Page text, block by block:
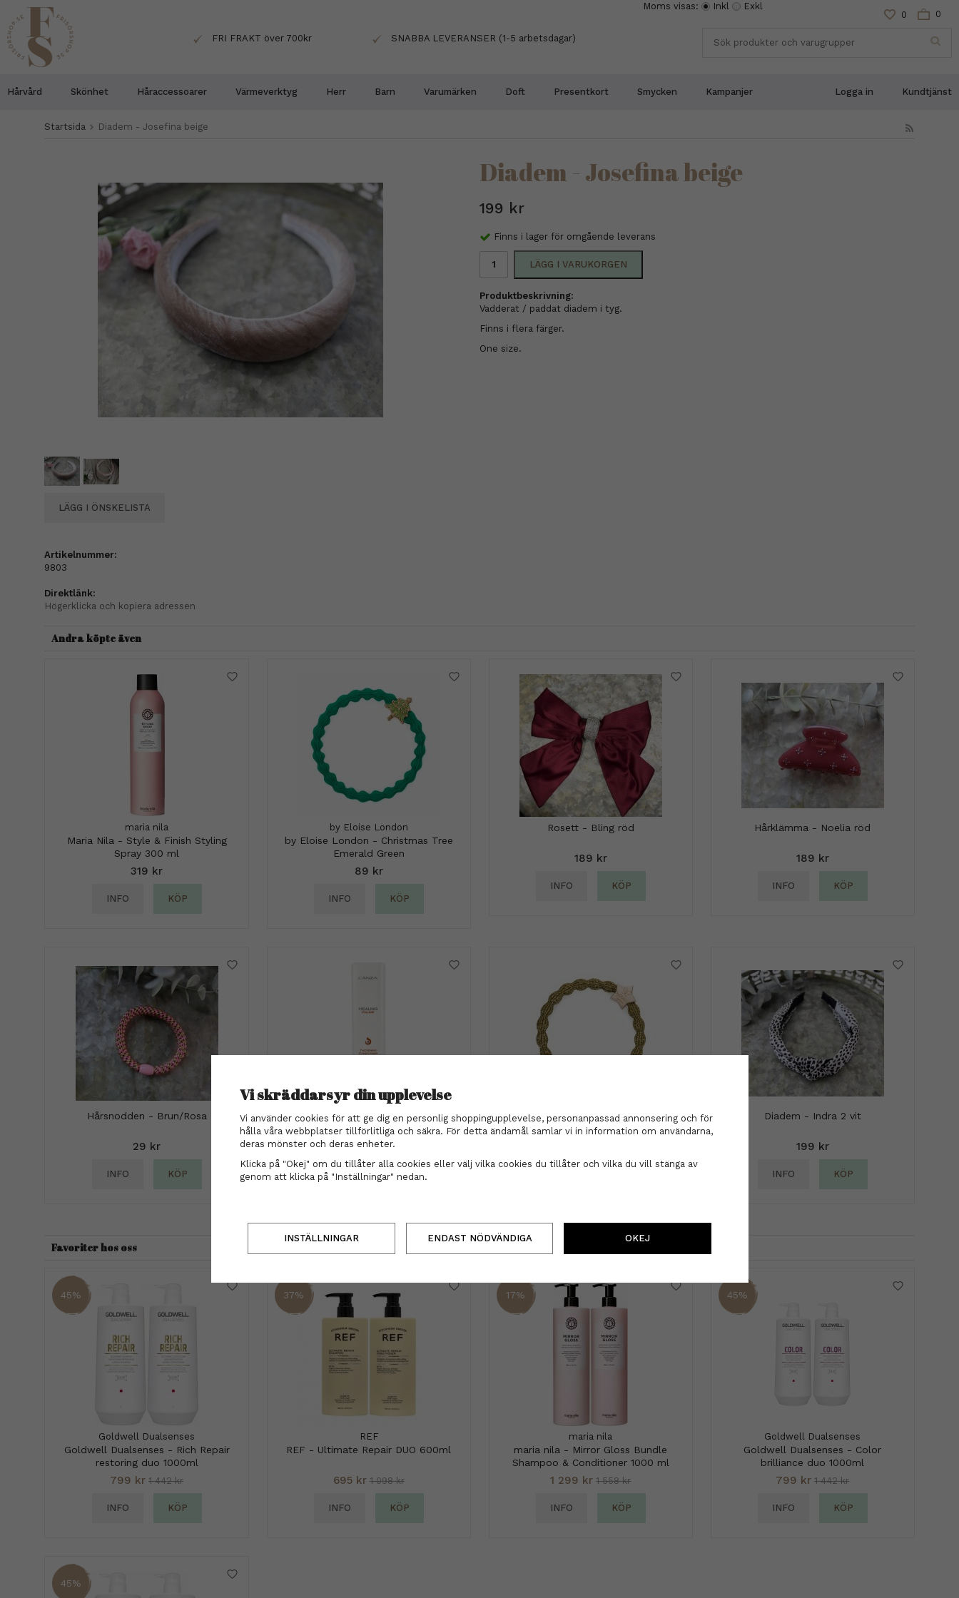
0 0
Moms visas: Inkl Exkl
FRI FRAKT över 700kr SNABBA LEVERANSER (1-5 arbetsdagar)
Hårvård Skönhet Håraccessoarer Värmeverktyg Herr Barn Varumärken Doft Presentkort Smycken Kampanjer Logga in Kundtjänst
Startsida Diadem - Josefina beige
Diadem - Josefina beige
199 kr
Finns i lager för omgående leverans
LÄGG I VARUKORGEN
Produktbeskrivning:
Vadderat / paddat diadem i tyg.
Finns i flera färger.
One size.
LÄGG I ÖNSKELISTA
Artikelnummer:
9803
Direktlänk:
Högerklicka och kopiera adressen
Andra köpte även
maria nila
Maria Nila - Style & Finish Styling
Spray 300 ml
319 kr
INFO KÖP
by Eloise London
by Eloise London - Christmas Tree
Emerald Green
89 kr
INFO KÖP
Rosett - Bling röd
189 kr
INFO KÖP
Hårklämma - Noelia röd
189 kr
INFO KÖP
Hårsnodden - Brun/Rosa
29 kr
INFO KÖP
Lanza
Lanza - Healing Volume Conditioner
250 ml
289 kr
by Eloise London
by Eloise London - Metallic Gold
59 kr
Diadem - Indra 2 vit
199 kr
INFO KÖP
Favoriter hos oss
45%
Goldwell Dualsenses
Goldwell Dualsenses - Rich Repair
restoring duo 1000ml
799 kr 1 442 kr
INFO KÖP
37%
REF
REF - Ultimate Repair DUO 600ml
695 kr 1 098 kr
INFO KÖP
17%
maria nila
maria nila - Mirror Gloss Bundle
Shampoo & Conditioner 1000 ml
1 299 kr 1 558 kr
INFO KÖP
45%
Goldwell Dualsenses
Goldwell Dualsenses - Color
brilliance duo 1000ml
799 kr 1 442 kr
INFO KÖP
45%
Vi skräddarsyr din upplevelse
Vi använder cookies för att ge dig en personlig shoppingupplevelse, personanpassad annonsering och för
hålla våra webbplatser tillförlitliga och säkra. För detta ändamål samlar vi in information om användarna,
deras mönster och deras enheter.
Klicka på "Okej" om du tillåter alla cookies eller välj vilka cookies du tillåter och vilka du vill stänga av
genom att klicka på "Inställningar" nedan.
INSTÄLLNINGAR ENDAST NÖDVÄNDIGA OKEJ